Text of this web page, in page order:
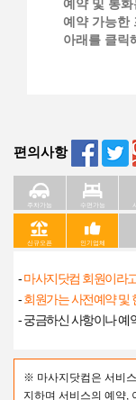
예약 및 통
예약 가능한
아래를 클릭
편의사항
주차가능 수면가능
신규오픈 인기업체
-마사지닷컴 회원이라
-회원가는 사전예약 및
- 궁금하신 사항이나 예
※ 마사지닷컴은 서비
지하며 서비스의 예약,